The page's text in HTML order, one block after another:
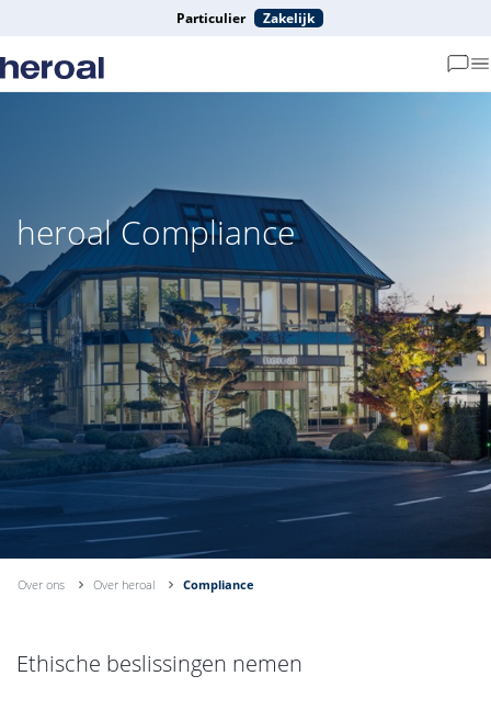
Particulier Zakelijk
heroal Compliance
Over ons Over heroal Compliance
Ethische beslissingen nemen